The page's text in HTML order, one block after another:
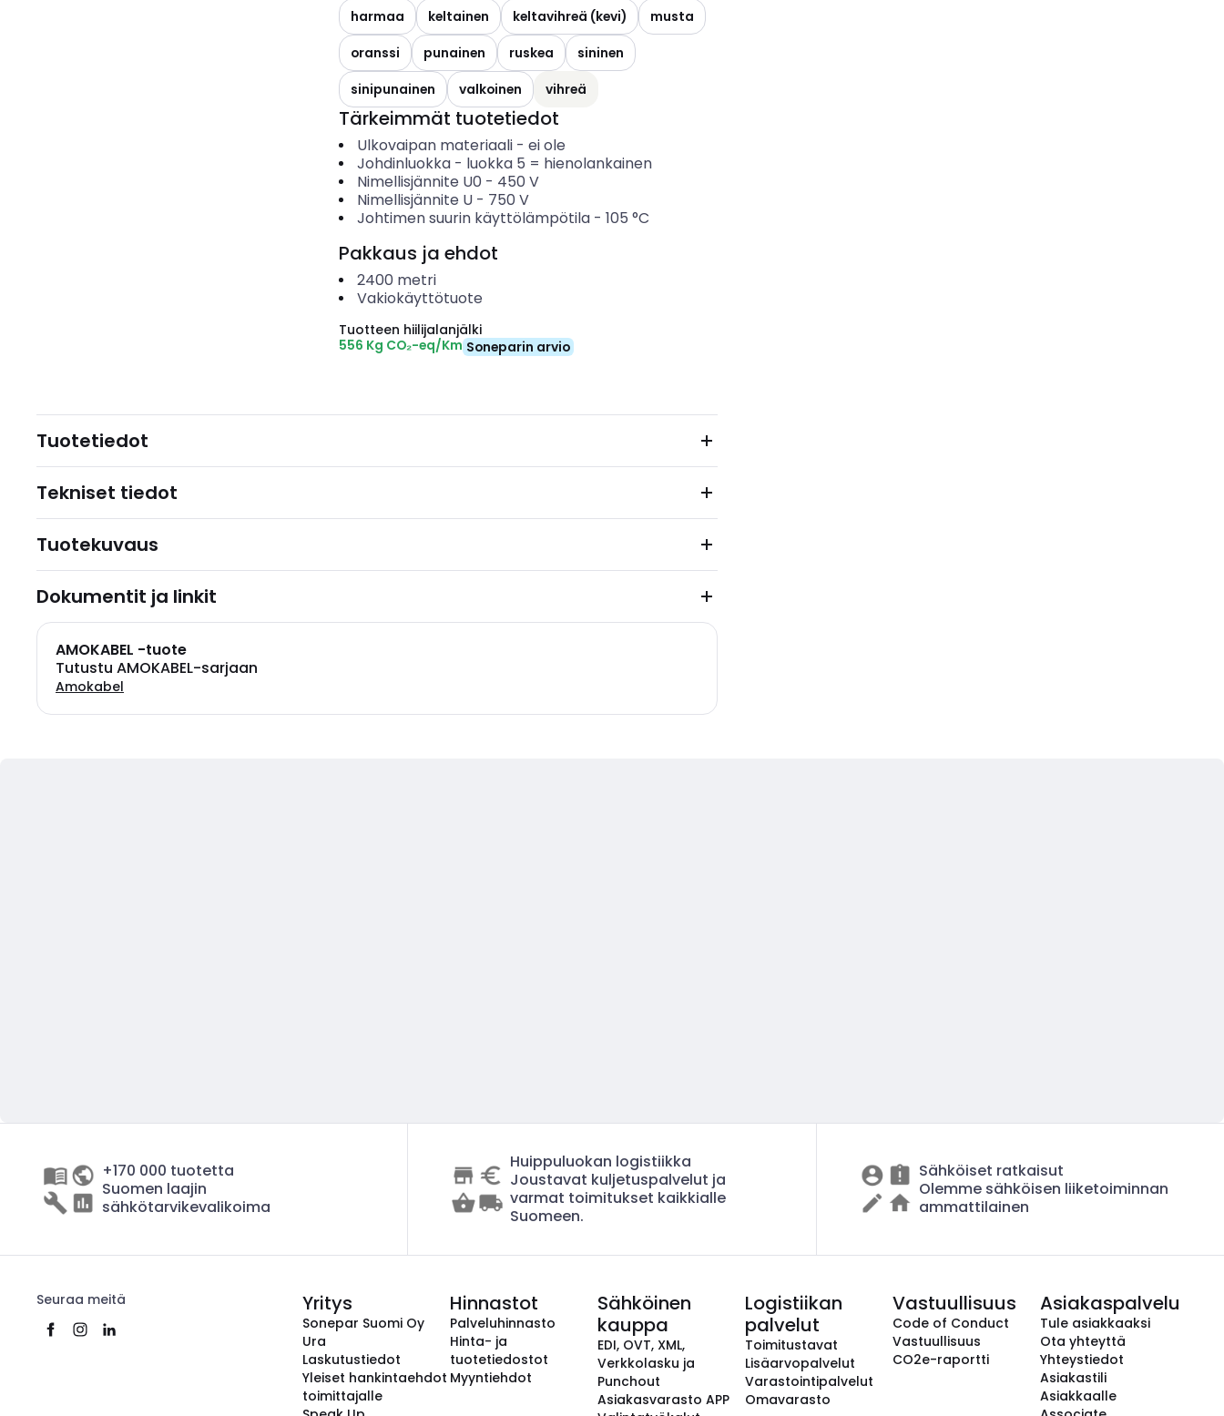
harmaa keltainen keltavihreä (kevi)
musta
oranssi
punainen ruskea
sininen
sinipunainen
valkoinen vihreä
Tärkeimmät tuotetiedot
Ulkovaipan materiaali- ei ole
Johdinluokka- luokka 5 = hienolankainen
Nimellisjännite U0 - 450 V
Nimellisjännite U- 750 V
Johtimen suurin käyttölämpötila- 105 °C
Pakkaus ja ehdot
2400 metri
Vakiokäyttötuote
Tuotteen hiilijalanjälki
556 Kg CO₂-eq/Km Soneparin arvio
Tuotetiedot
Tekniset tiedot
Tuotekuvaus
Dokumentit ja linkit
AMOKABEL -tuote
Tutustu AMOKABEL-sarjaan
Amokabel
+170 000 tuotetta
Suomen laajin
sähkötarvikevalikoima
Huippuluokan logistiikka
Joustavat kuljetuspalvelut ja
varmat toimitukset kaikkialle
Suomeen.
Sähköiset ratkaisut
Olemme sähköisen liiketoiminnan
ammattilainen
Seuraa meitä Yritys
Sonepar Suomi Oy
Ura
Laskutustiedot
Yleiset hankintaehdot
toimittajalle
Hinnastot
Palveluhinnasto
Hinta- ja
tuotetiedostot
Myyntiehdot
Sähköinen
kauppa
EDI, OVT, XML,
Verkkolasku ja
Punchout
Asiakasvarasto APP
Logistiikan
palvelut
Toimitustavat
Lisäarvopalvelut
Varastointipalvelut
Omavarasto
Vastuullisuus
Code of Conduct
Vastuullisuus
CO2e-raportti
Asiakaspalvelu
Tule asiakkaaksi
Ota yhteyttä
Yhteystiedot
Asiakastili
Asiakkaalle